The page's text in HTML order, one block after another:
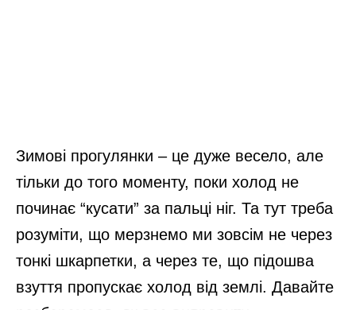
Зимові прогулянки – це дуже весело, але
тільки до того моменту, поки холод не
починає “кусати” за пальці ніг. Та тут треба
розуміти, що мерзнемо ми зовсім не через
тонкі шкарпетки, а через те, що підошва
взуття пропускає холод від землі. Давайте